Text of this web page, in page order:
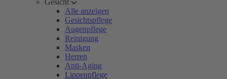
Gesicht
Alle anzeigen
Gesichtspflege
Augenpflege
Reinigung
Masken
Herren
Anti-Aging
Lippenpflege